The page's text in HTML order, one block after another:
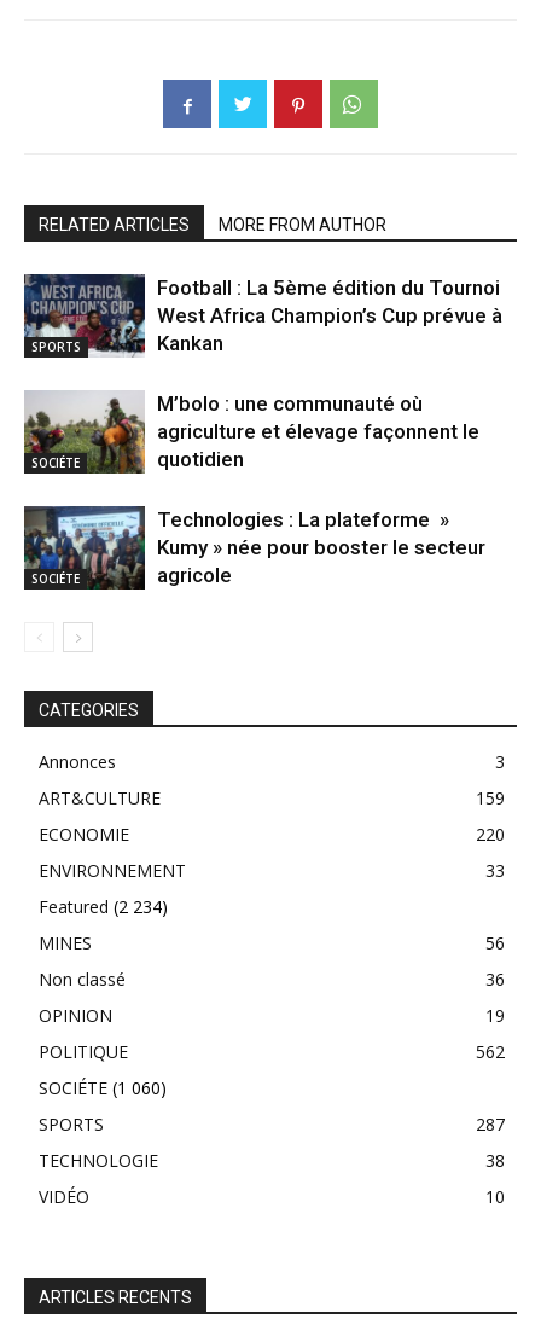
RELATED ARTICLES MORE FROM AUTHOR
SPORTS
Football : La 5ème édition du Tournoi
West Africa Champion’s Cup prévue à
Kankan
SOCIÉTE
M’bolo : une communauté où
agriculture et élevage façonnent le
quotidien
SOCIÉTE
Technologies : La plateforme »
Kumy » née pour booster le secteur
agricole
CATEGORIES
Annonces
3
ART&CULTURE
159
ECONOMIE
220
ENVIRONNEMENT
33
Featured (2 234)
MINES
56
Non classé
36
OPINION
19
POLITIQUE
562
SOCIÉTE (1 060)
SPORTS
287
TECHNOLOGIE
38
VIDÉO
10
ARTICLES RECENTS